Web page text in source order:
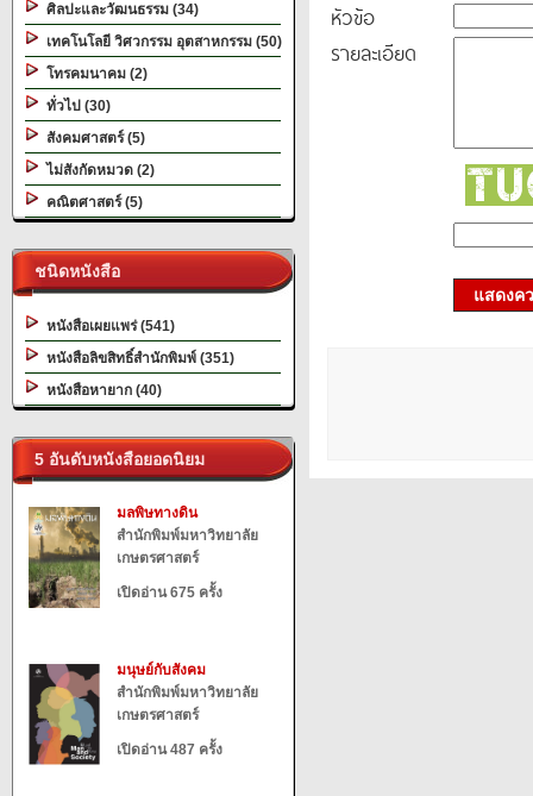
ศิลปะและวัฒนธรรม (34)
เทคโนโลยี วิศวกรรม อุตสาหกรรม (50)
โทรคมนาคม (2)
ทั่วไป (30)
สังคมศาสตร์ (5)
ไม่สังกัดหมวด (2)
คณิตศาสตร์ (5)
ชนิดหนังสือ
หนังสือเผยแพร่ (541)
หนังสือลิขสิทธิ์สำนักพิมพ์ (351)
หนังสือหายาก (40)
5 อันดับหนังสือยอดนิยม
มลพิษทางดิน
สำนักพิมพ์มหาวิทยาลัย
เกษตรศาสตร์
เปิดอ่าน 675 ครั้ง
มนุษย์กับสังคม
สำนักพิมพ์มหาวิทยาลัย
เกษตรศาสตร์
เปิดอ่าน 487 ครั้ง
หัวข้อ
รายละเอียด
แสดงค